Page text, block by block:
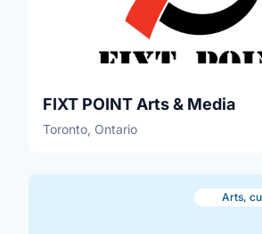
FIXT POINT Arts & Media
Toronto, Ontario
Arts,